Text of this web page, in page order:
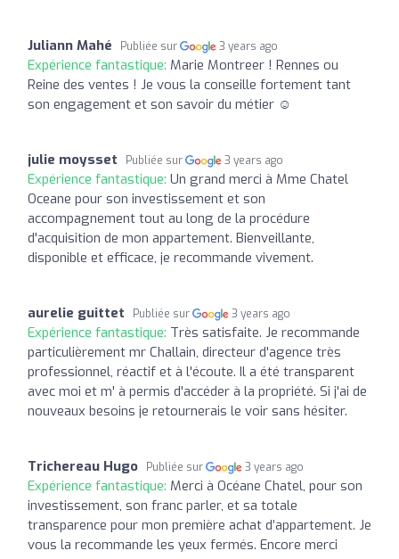
Juliann Mahé Publiée sur 3 years ago
Expérience fantastique: Marie Montreer ! Rennes ou
Reine des ventes ! Je vous la conseille fortement tant
son engagement et son savoir du métier ☺️
julie moysset Publiée sur 3 years ago
Expérience fantastique: Un grand merci à Mme Chatel
Oceane pour son investissement et son
accompagnement tout au long de la procédure
d'acquisition de mon appartement. Bienveillante,
disponible et efficace, je recommande vivement.
aurelie guittet Publiée sur 3 years ago
Expérience fantastique: Très satisfaite. Je recommande
particulièrement mr Challain, directeur d'agence très
professionnel, réactif et à l'écoute. Il a été transparent
avec moi et m' à permis d'accéder à la propriété. Si j'ai de
nouveaux besoins je retournerais le voir sans hésiter.
Trichereau Hugo Publiée sur 3 years ago
Expérience fantastique: Merci à Océane Chatel, pour son
investissement, son franc parler, et sa totale
transparence pour mon première achat d’appartement. Je
vous la recommande les yeux fermés. Encore merci